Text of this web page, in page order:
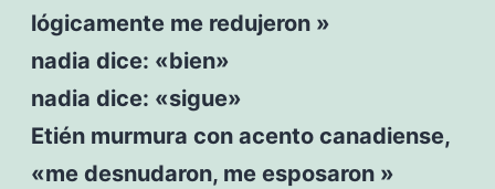
lógicamente me redujeron »
nadia dice: «bien»
nadia dice: «sigue»
Etién murmura con acento canadiense,
«me desnudaron, me esposaron »